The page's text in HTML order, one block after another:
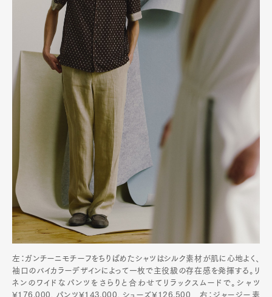
左：ガンチーニモチーフをちりばめたシャツはシルク素材が肌に心地よく、
袖口のバイカラーデザインによって一枚で主役級の存在感を発揮する。リ
ネンのワイドなパンツをさらりと合わせてリラックスムードで。シャツ
¥176,000、パンツ¥143,000、シューズ¥126,500 右：ジャージー素